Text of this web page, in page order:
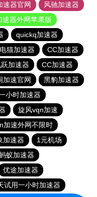
速器官网
风驰加速器
速器外网苹果版
quickq加速器
猫加速器
CC加速器
加速器
CC加速器
加速官网
黑豹加速器
小时加速器
旋风vqn加速
加速外网不限时
加速器
1元机场
蚁加速器
优途加速器
试用一小时加速器